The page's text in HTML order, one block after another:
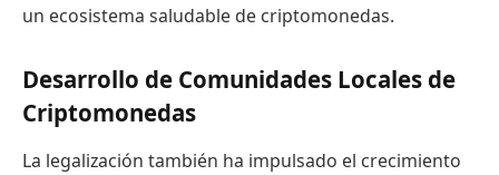
un ecosistema saludable de criptomonedas.
Desarrollo de Comunidades Locales de
Criptomonedas
La legalización también ha impulsado el crecimiento